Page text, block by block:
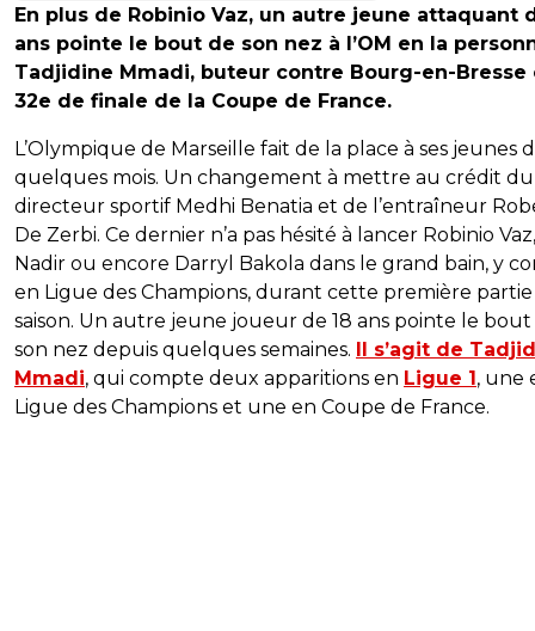
En plus de Robinio Vaz, un autre jeune attaquant
ans pointe le bout de son nez à l’OM en la
Tadjidine Mmadi, buteur contre Bourg-en-Bresse
32e de finale de la Coupe de France.
L’Olympique de Marseille fait de la place à ses jeunes
quelques mois. Un changement à mettre au crédit du
directeur sportif Medhi Benatia et de l’entraîneur
De Zerbi. Ce dernier n’a pas hésité à lancer Robinio
Nadir ou encore Darryl Bakola dans le grand bain, y
en Ligue des Champions, durant cette première
saison. Un autre jeune joueur de 18 ans pointe le
son nez depuis quelques semaines.
Il s’agit de
Mmadi, qui compte deux apparitions en Ligue 1 , une
Ligue des Champions et une en Coupe de France.